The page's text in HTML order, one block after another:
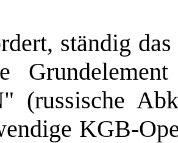
ständig
(russische
KGB-